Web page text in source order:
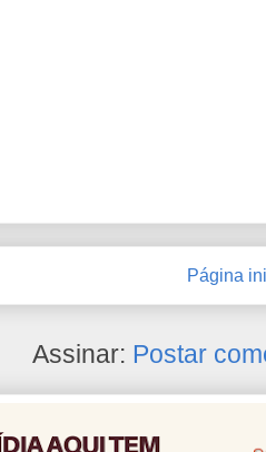
Página
Assinar: Postar